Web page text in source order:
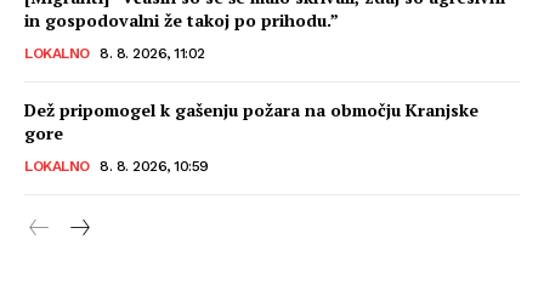
in gospodovalni že takoj po prihodu.”
LOKALNO 8. 8. 2026, 11:02
Dež pripomogel k gašenju požara na območju Kranjske
gore
LOKALNO 8. 8. 2026, 10:59